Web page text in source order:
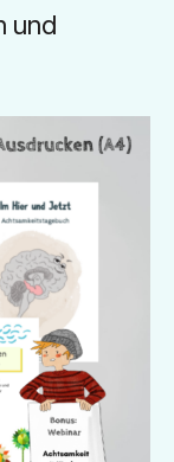
und